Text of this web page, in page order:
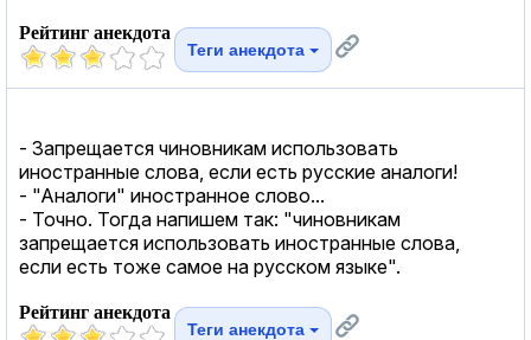
Рейтинг анекдота
Теги анекдота
- Запрещается чиновникам использовать
иностранные слова, если есть русские аналоги!
- "Аналоги" иностранное слово...
- Точно. Тогда напишем так: "чиновникам
запрещается использовать иностранные слова,
если есть тоже самое на русском языке".
Рейтинг анекдота
Теги анекдота